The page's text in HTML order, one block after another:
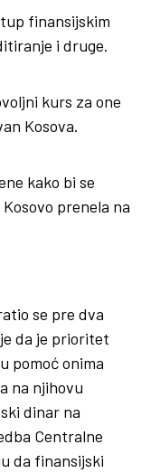
finansijskim
i druge.
kurs za one
Kosova.
kako bi se
prenela na
se pre dva
da je prioritet
pomoć onima
na njihovu
dinar na
Centralne
da finansijski